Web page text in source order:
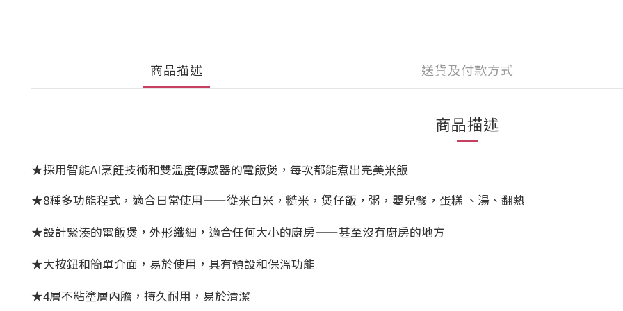
商品描述 送貨及付款方式
商品描述
★採用智能AI烹飪技術和雙溫度傳感器的電飯煲，每次都能煮出完美米飯
★8種多功能程式，適合日常使用——從米白米，糙米，煲仔飯，粥，嬰兒餐，蛋糕 、湯、翻熱
★設計緊湊的電飯煲，外形纖細，適合任何大小的廚房——甚至沒有廚房的地方
★大按鈕和簡單介面，易於使用，具有預設和保溫功能
★4層不粘塗層內膽，持久耐用，易於清潔